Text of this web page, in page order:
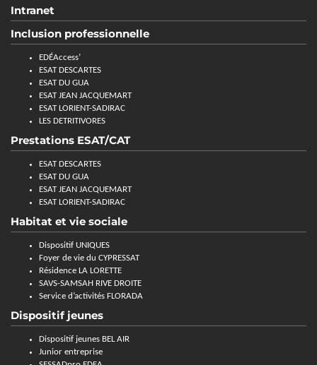
Intranet
Inclusion professionnelle
EDÉAccess’
ESAT DESCARTES
ESAT DU GUA
ESAT JEAN JACQUEMART
ESAT LORIENT-SADIRAC
LES DETRITIVORES
Prestations ESAT/CAT
ESAT DESCARTES
ESAT DU GUA
ESAT JEAN JACQUEMART
ESAT LORIENT-SADIRAC
Habitat et vie sociale
Dispositif UNIQUES
Foyer de vie du CYPRESSAT
Résidence LA LORETTE
SAVS-SAMSAH RIVE DROITE
Service d’activités FLORADA
Dispositif jeunes
Dispositif jeunes BEL AIR
Junior entreprise